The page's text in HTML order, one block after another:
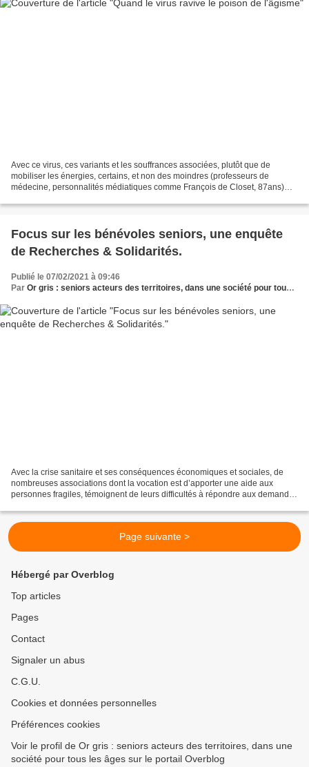
Avec ce virus, ces variants et les souffrances associées, plutôt que de
mobiliser les énergies, certains, et non des moindres (professeurs de
médecine, personnalités médiatiques comme François de Closet, 87ans)
Focus sur les bénévoles seniors, une enquête
de Recherches & Solidarités.
Publié le 07/02/2021 à 09:46
Par Or gris : seniors acteurs des territoires, dans une société pour tous les âges
Avec la crise sanitaire et ses conséquences économiques et sociales, de
nombreuses associations dont la vocation est d’apporter une aide aux
personnes fragiles, témoignent de leurs difficultés à répondre aux demandes
Page suivante >
Hébergé par Overblog
Top articles
Pages
Contact
Signaler un abus
C.G.U.
Cookies et données personnelles
Préférences cookies
Voir le profil de Or gris : seniors acteurs des territoires, dans une
société pour tous les âges sur le portail Overblog